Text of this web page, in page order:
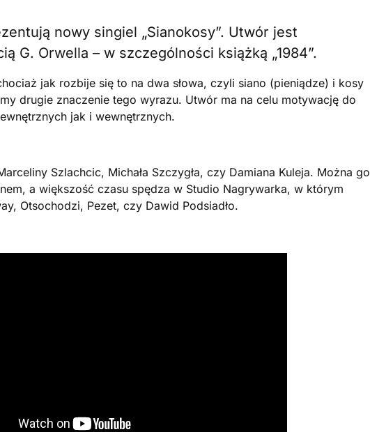
nowy singiel „Sianokosy”. Utwór jest
G. Orwella – w szczególności książką „1984”.
jak rozbije się to na dwa słowa, czyli siano (pieniądze) i kosy
drugie znaczenie tego wyrazu. Utwór ma na celu motywację do
jak i wewnętrznych.
Szlachcic, Michała Szczygła, czy Damiana Kuleja. Można go
a większość czasu spędza w Studio Nagrywarka, w którym
Otsochodzi, Pezet, czy Dawid Podsiadło.